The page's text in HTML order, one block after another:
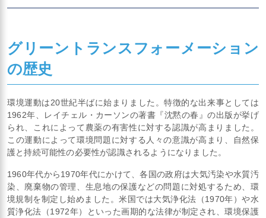
グリーントランスフォーメーション
の歴史
環境運動は20世紀半ばに始まりました。特徴的な出来事としては
1962年、レイチェル・カーソンの著書『沈黙の春』の出版が挙げ
られ、これによって農薬の有害性に対する認識が高まりました。
この運動によって環境問題に対する人々の意識が高まり、自然保
護と持続可能性の必要性が認識されるようになりました。
1960年代から1970年代にかけて、各国の政府は大気汚染や水質汚
染、廃棄物の管理、生息地の保護などの問題に対処するため、環
境規制を制定し始めました。米国では大気浄化法（1970年）や水
質浄化法（1972年）といった画期的な法律が制定され、環境保護